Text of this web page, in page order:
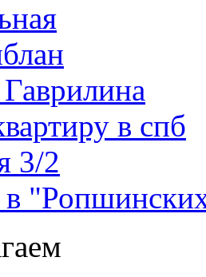
в спб
3/2
в